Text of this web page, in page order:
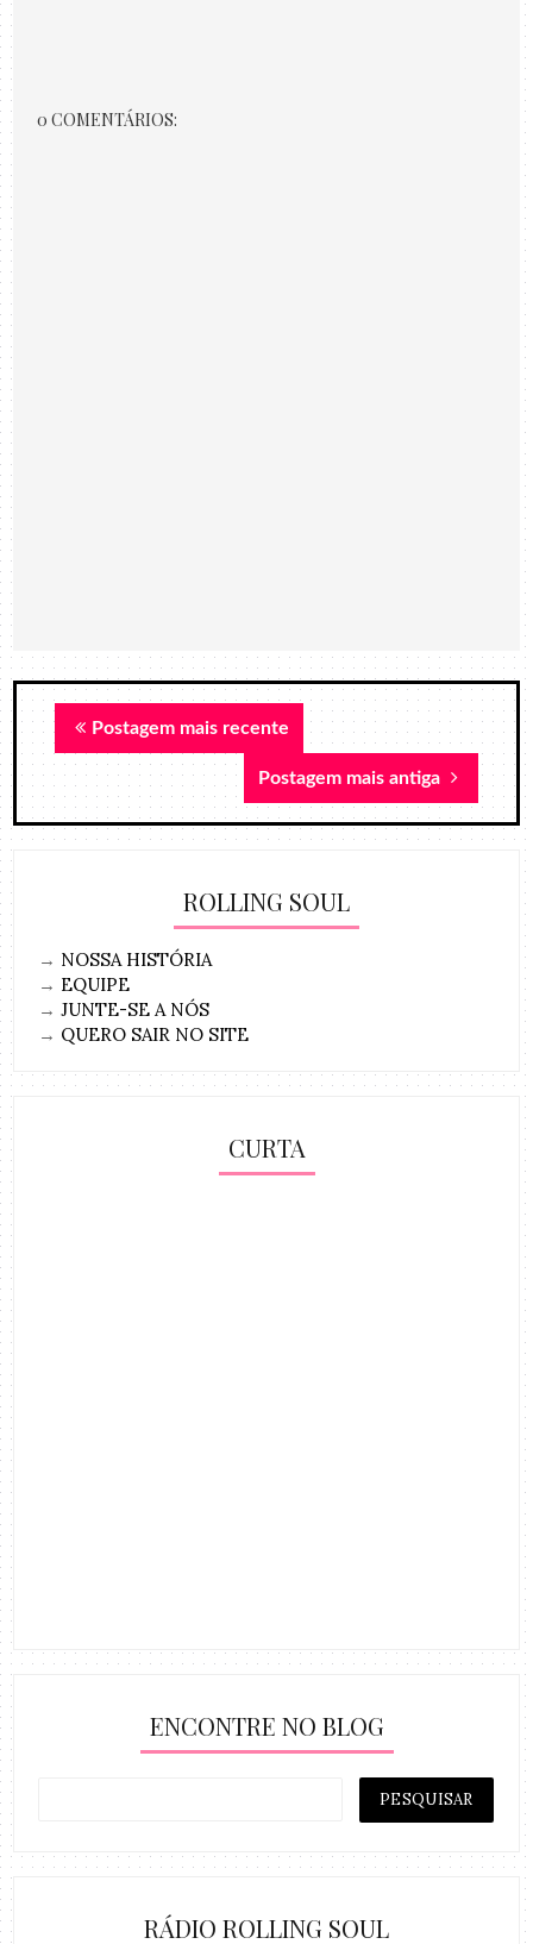
0 COMENTÁRIOS:
Postagem mais recente
Postagem mais antiga
ROLLING SOUL
→ NOSSA HISTÓRIA
→ EQUIPE
→JUNTE-SE A NÓS
→ QUERO SAIR NO SITE
CURTA
ENCONTRE NO BLOG
RÁDIO ROLLING SOUL